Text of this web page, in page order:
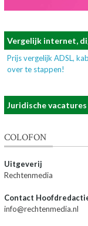
Vergelijk internet,
Prijs vergelijk ADSL,
over te stappen!
Juridische vacatures
COLOFON
Uitgeverij
Rechtenmedia
Contact
info@rechtenmedia.nl